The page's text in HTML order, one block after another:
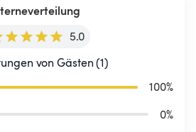
5.0
von Gästen (1)
100%
0%